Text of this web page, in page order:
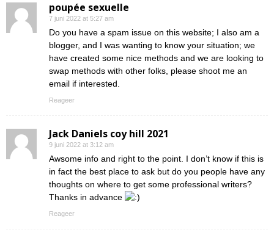
poupée sexuelle
7 juni 2022 at 5:27 am
Do you have a spam issue on this website; I also am a
blogger, and I was wanting to know your situation; we
have created some nice methods and we are looking to
swap methods with other folks, please shoot me an
email if interested.
Reageer
Jack Daniels coy hill 2021
9 juni 2022 at 3:12 am
Awsome info and right to the point. I don’t know if this is
in fact the best place to ask but do you people have any
thoughts on where to get some professional writers?
Thanks in advance
Reageer